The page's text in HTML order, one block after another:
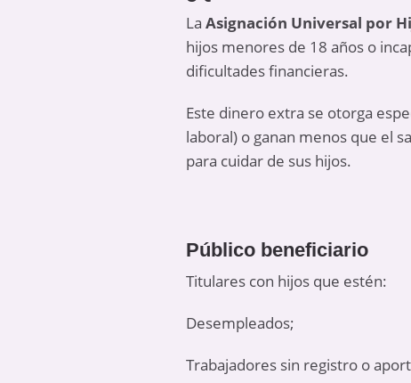
La Asignación Universal por
hijos menores de 18 años o
dificultades financieras.
Este dinero extra se otorga
laboral) o ganan menos que el
para cuidar de sus hijos.
Público beneficiario
Titulares con hijos que estén:
Desempleados;
Trabajadores sin registro o